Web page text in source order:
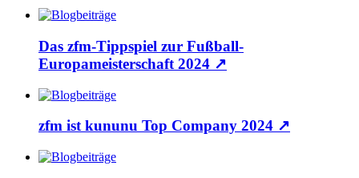
Das zfm-Tippspiel zur Fußball-
Europameisterschaft 2024 ↗
zfm ist kununu Top Company 2024 ↗